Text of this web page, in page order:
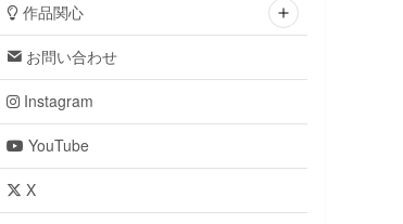
作品関心
お問い合わせ
Instagram
YouTube
X